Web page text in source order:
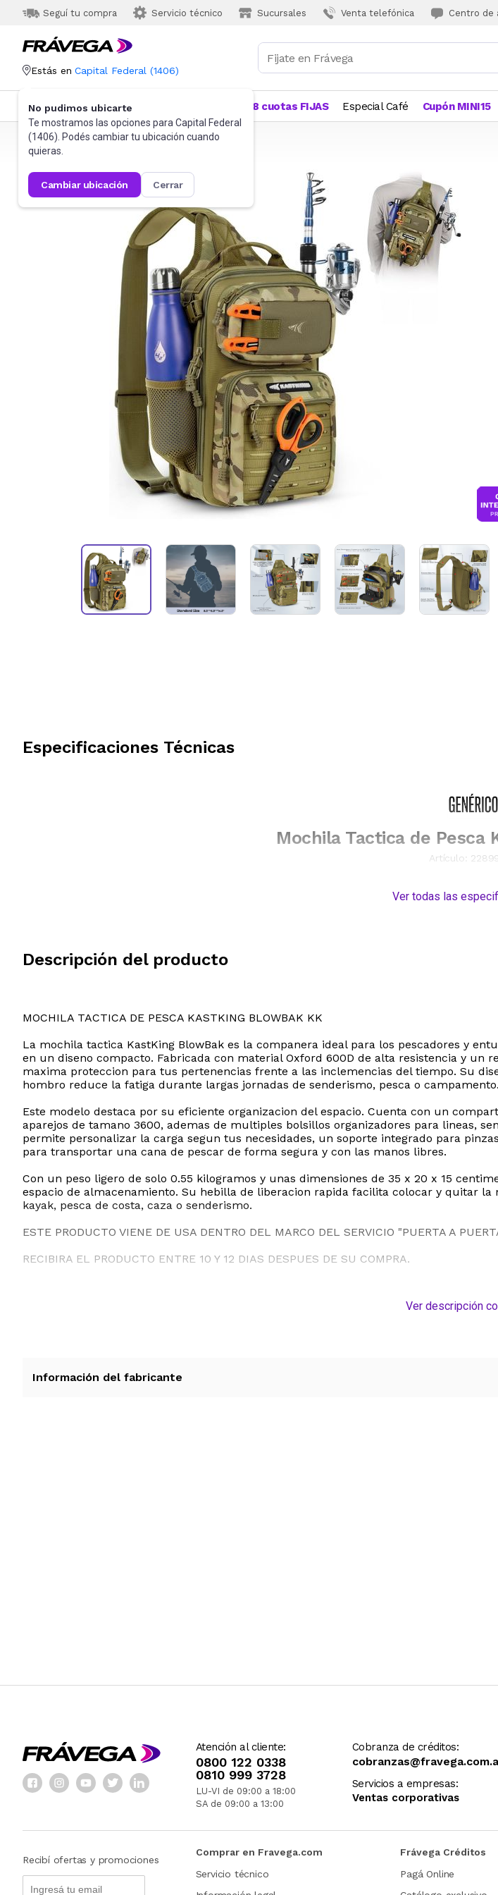
Seguí tu compra Servicio técnico Sucursales Venta telefónica Centro de
Estás en Capital Federal (1406)
No pudimos ubicarte
Te mostramos las opciones para Capital Federal
(1406). Podés cambiar tu ubicación cuando
quieras.
cambiar ubicación cerrar
Categorías Más Vendidos 18 cuotas FIJAS Especial Café Cupón MINI15
Frávega Camping y Aire Libre
Especificaciones Técnicas
Mochila Tactica de Pesca
Artículo:
Ver todas las
Descripción del producto
MOCHILA TACTICA DE PESCA KASTKING BLOWBAK KK
La mochila tactica KastKing BlowBak es la companera ideal para los pescadores y
en un diseno compacto. Fabricada con material Oxford 600D de alta resistencia y un
maxima proteccion para tus pertenencias frente a las inclemencias del tiempo. Su
hombro reduce la fatiga durante largas jornadas de senderismo, pesca o campamento.
Este modelo destaca por su eficiente organizacion del espacio. Cuenta con un
aparejos de tamano 3600, ademas de multiples bolsillos organizadores para lineas,
permite personalizar la carga segun tus necesidades, un soporte integrado para
para transportar una cana de pescar de forma segura y con las manos libres.
Con un peso ligero de solo 0.55 kilogramos y unas dimensiones de 35 x 20 x 15
espacio de almacenamiento. Su hebilla de liberacion rapida facilita colocar y quitar
kayak, pesca de costa, caza o senderismo.
ESTE PRODUCTO VIENE DE USA DENTRO DEL MARCO DEL SERVICIO "PUERTA A
RECIBIRA EL PRODUCTO ENTRE 10 Y 12 DIAS DESPUES DE SU COMPRA.
Ver descripción
Información del fabricante
Atención al cliente:
0800 122 0338
0810 999 3728
LU-VI de 09:00 a 18:00
SA de 09:00 a 13:00
Cobranza de créditos:
Servicios a empresas:
Ventas corporativas
Recibí ofertas y promociones
Comprar en Fravega.com
Servicio técnico
Frávega Créditos
Pagá Online